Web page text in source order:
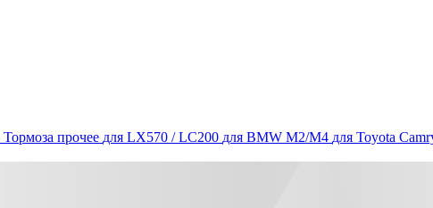
Тормоза прочее для LX570 / LC200 для BMW M2/M4 для Toyota